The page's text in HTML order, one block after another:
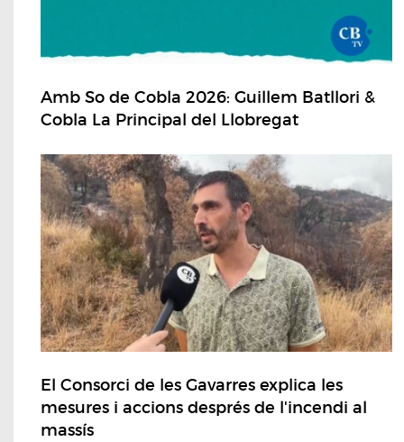
Amb So de Cobla 2026: Guillem Batllori &
Cobla La Principal del Llobregat
El Consorci de les Gavarres explica les
mesures i accions després de l'incendi al
massís